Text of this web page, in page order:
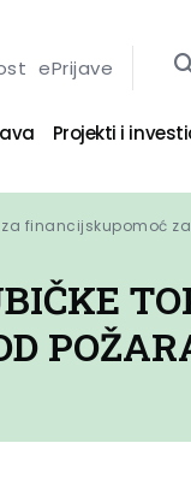
ePrijave
Projekti i
financijskupomoć